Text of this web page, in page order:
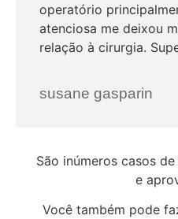
operatório
atenciosa me deixou
relação à cirurgia.
susane gasparin
São inúmeros casos
e
Você também pode